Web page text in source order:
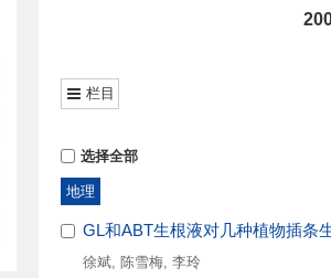
栏目
选择全部
地理
GL和ABT生根液对几种植物插条
徐斌, 陈雪梅, 李玲